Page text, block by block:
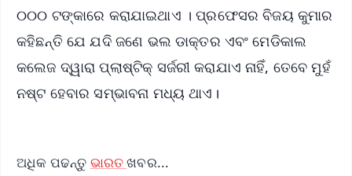
୦୦୦ ଟଙ୍କାରେ କରାଯାଇଥାଏ । ପ୍ରଫେସର ବିଜୟ କୁମାର
କହିଛନ୍ତି ଯେ ଯଦି ଜଣେ ଭଲ ଡାକ୍ତର ଏବଂ ମେଡିକାଲ
କଲେଜ ଦ୍ୱାରା ପ୍ଲାଷ୍ଟିକ୍ ସର୍ଜରୀ କରାଯାଏ ନାହିଁ, ତେବେ ମୁହଁ
ନଷ୍ଟ ହେବାର ସମ୍ଭାବନା ମଧ୍ୟ ଥାଏ।
ଅଧିକ ପଢନ୍ତୁ ଭାରତଖବର...